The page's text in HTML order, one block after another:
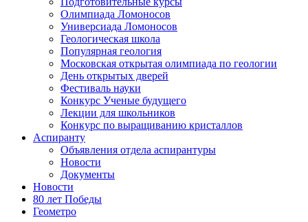
Олимпиада Ломоносов
Универсиада Ломоносов
Геологическая школа
Популярная геология
Московская открытая олимпиада по геологии
День открытых дверей
Фестиваль науки
Конкурс Ученые будущего
Лекции для школьников
Конкурс по выращиванию кристаллов
Аспиранту
Объявления отдела аспирантуры
Новости
Документы
Новости
80 лет Победы
Геометро